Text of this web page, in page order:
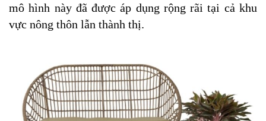
mô hình này đã được áp dụng rộng rãi tại cả khu
vực nông thôn lẫn thành thị.